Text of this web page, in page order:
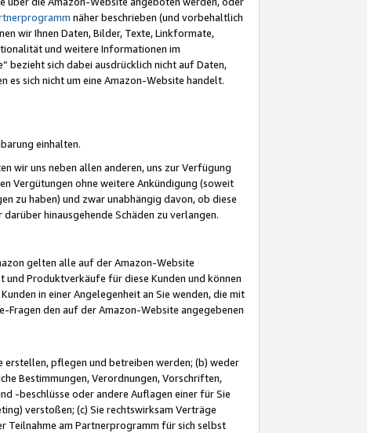
näher beschrieben (und vorbehaltlich
wir Ihnen Daten, Bilder, Texte, Linkformate,
und weitere Informationen im
bezieht sich dabei ausdrücklich nicht auf Daten,
sich nicht um eine Amazon-Website handelt.
einhalten.
wir uns neben allen anderen, uns zur Verfügung
Vergütungen ohne weitere Ankündigung (soweit
zu haben) und zwar unabhängig davon, ob diese
hinausgehende Schäden zu verlangen.
gelten alle auf der Amazon-Website
und Produktverkäufe für diese Kunden und können
in einer Angelegenheit an Sie wenden, die mit
Fragen den auf der Amazon-Website angegebenen
erstellen, pflegen und betreiben werden; (b) weder
Bestimmungen, Verordnungen, Vorschriften,
-beschlüsse oder andere Auflagen einer für Sie
verstoßen; (c) Sie rechtswirksam Verträge
Teilnahme am Partnerprogramm für sich selbst